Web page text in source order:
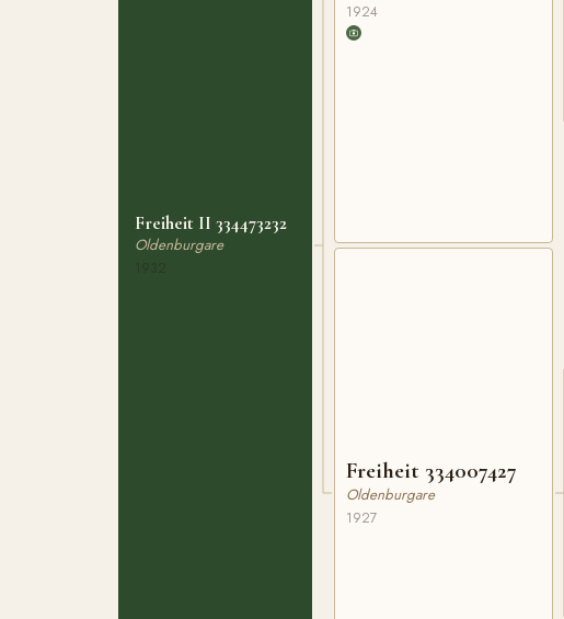
Freiheit II 334473232
Oldenburgare
1924
Freiheit 334007427
Oldenburgare
1927